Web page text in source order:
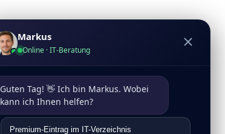
Markus
Online · IT-Beratung
Guten Tag! 👋 Ich bin Markus. Wobei
kann ich Ihnen helfen?
Premium-Eintrag im IT-Verzeichnis